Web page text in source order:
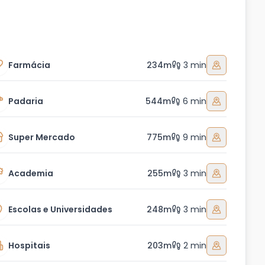
Farmácia 234m 3 min
Padaria 544m 6 min
Super Mercado 775m 9 min
Academia 255m 3 min
Escolas e Universidades 248m 3 min
Hospitais 203m 2 min